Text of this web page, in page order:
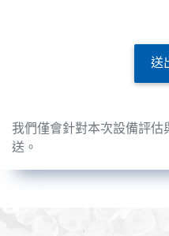
送
我們僅會針對本次設備評
送。